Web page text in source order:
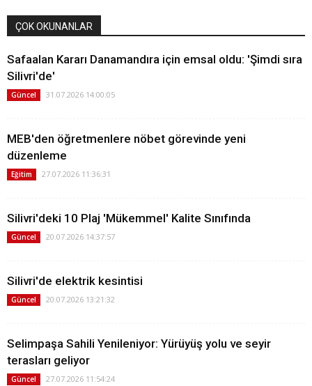
ÇOK OKUNANLAR
Safaalan Kararı Danamandıra için emsal oldu: 'Şimdi sıra
Silivri'de'
Güncel 31.07.2026 14:00:05
MEB'den öğretmenlere nöbet görevinde yeni
düzenleme
Eğitim 27.07.2026 11:36:31
Silivri'deki 10 Plaj 'Mükemmel' Kalite Sınıfında
Güncel 20.07.2026 14:37:57
Silivri'de elektrik kesintisi
Güncel 20.07.2026 13:21:32
Selimpaşa Sahili Yenileniyor: Yürüyüş yolu ve seyir
terasları geliyor
Güncel 27.07.2026 11:54:24